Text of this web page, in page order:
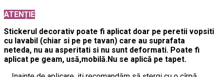
ATENȚIE
Stickerul decorativ poate fi aplicat doar pe peretii vopsiti
cu lavabil (chiar si pe pe tavan) care au suprafata
neteda, nu au asperitati si nu sunt deformati. Poate fi
aplicat pe geam, usă,mobilă.Nu se aplică pe tapet.